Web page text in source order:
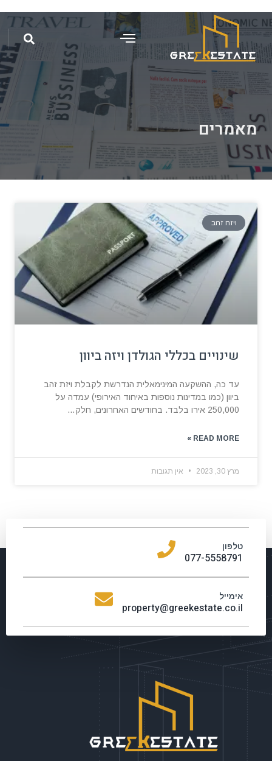
מאמרים
ויזה זהב
שינויים בכללי הגולדן ויזה ביוון
עד כה, ההשקעה המינימאלית הנדרשת לקבלת ויזת זהב
ביוון (כמו במדינות נוספות באיחוד האירופי) עמדה על
250,000 אירו בלבד. בחודשים האחרונים, חלק…
READ MORE »
מרץ 30, 2023 אין תגובות
טלפון
077-5558791
אימייל
property@greekestate.co.il